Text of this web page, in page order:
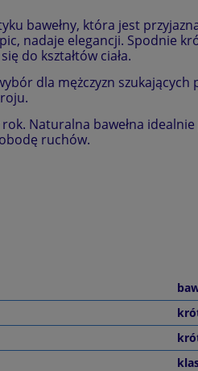
bawełny, która jest
nadaje elegancji. Spodnie
do kształtów ciała.
dla mężczyzn
rok. Naturalna bawełna
ruchów.